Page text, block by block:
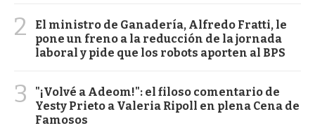
2
El ministro de Ganadería, Alfredo Fratti, le
pone un freno a la reducción de la jornada
laboral y pide que los robots aporten al BPS
3
"¡Volvé a Adeom!": el filoso comentario de
Yesty Prieto a Valeria Ripoll en plena Cena de
Famosos